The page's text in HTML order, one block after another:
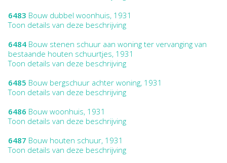
6483 Bouw dubbel woonhuis, 1931
Toon details van deze beschrijving
6484 Bouw stenen schuur aan woning ter vervanging van
bestaande houten schuurtjes, 1931
Toon details van deze beschrijving
6485 Bouw bergschuur achter woning, 1931
Toon details van deze beschrijving
6486 Bouw woonhuis, 1931
Toon details van deze beschrijving
6487 Bouw houten schuur, 1931
Toon details van deze beschrijving